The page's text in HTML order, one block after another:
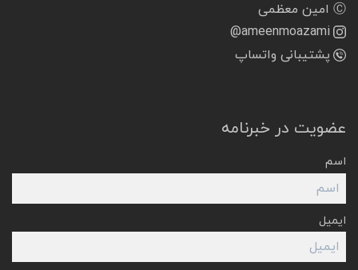
Ⓒ امین معظمی
@ameenmoazami
پشتیبانی واتساپ
عضویت در خبرنامه
اسم
ایمیل